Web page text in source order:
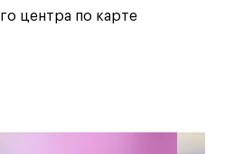
центра по карте